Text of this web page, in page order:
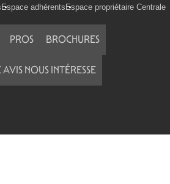
Espace adhérents Espace propriétaire Centrale
PROS BROCHURES
NOUS INTÉRESSE